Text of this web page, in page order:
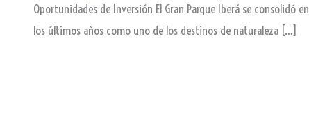
Oportunidades de Inversión El Gran Parque Iberá se consolidó en
los últimos años como uno de los destinos de naturaleza […]